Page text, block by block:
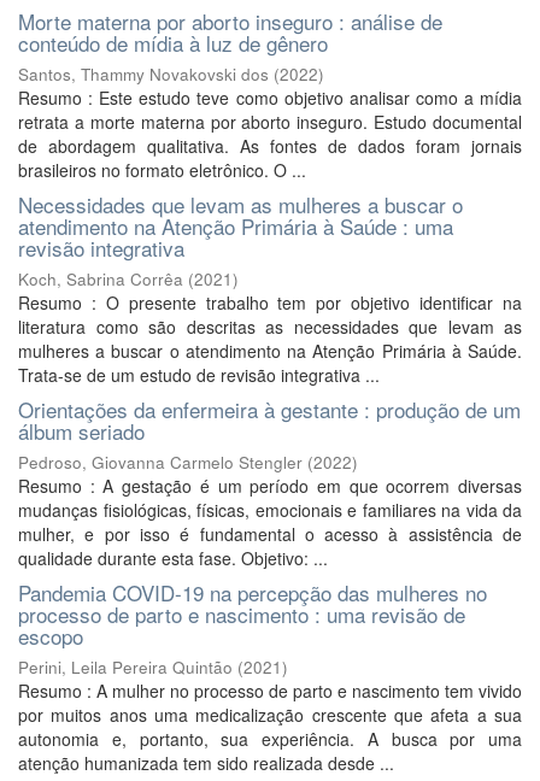
Morte materna por aborto inseguro : análise de
conteúdo de mídia à luz de gênero
Santos, Thammy Novakovski dos (2022)
Resumo : Este estudo teve como objetivo analisar como a mídia
retrata a morte materna por aborto inseguro. Estudo documental
de abordagem qualitativa. As fontes de dados foram jornais
brasileiros no formato eletrônico. O ...
Necessidades que levam as mulheres a buscar o
atendimento na Atenção Primária à Saúde : uma
revisão integrativa
Koch, Sabrina Corrêa (2021)
Resumo : O presente trabalho tem por objetivo identificar na
literatura como são descritas as necessidades que levam as
mulheres a buscar o atendimento na Atenção Primária à Saúde.
Trata-se de um estudo de revisão integrativa ...
Orientações da enfermeira à gestante : produção de um
álbum seriado
Pedroso, Giovanna Carmelo Stengler (2022)
Resumo : A gestação é um período em que ocorrem diversas
mudanças fisiológicas, físicas, emocionais e familiares na vida da
mulher, e por isso é fundamental o acesso à assistência de
qualidade durante esta fase. Objetivo: ...
Pandemia COVID-19 na percepção das mulheres no
processo de parto e nascimento : uma revisão de
escopo
Perini, Leila Pereira Quintão (2021)
Resumo : A mulher no processo de parto e nascimento tem vivido
por muitos anos uma medicalização crescente que afeta a sua
autonomia e, portanto, sua experiência. A busca por uma
atenção humanizada tem sido realizada desde ...